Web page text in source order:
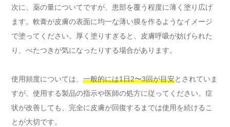
次に、薬の量についてですが、患部を覆う程度に薄く塗り広げ
ます。軟膏が皮膚の表面に均一な薄い膜を作るようなイメージ
で塗ってください。厚く塗りすぎると、皮膚呼吸が妨げられた
り、べたつきが気になったりする場合があります。
使用頻度については、 一般的には1日2〜3回が目安とされていま
すが、使用する製品の指示や医師の処方に従ってください。症
状が改善しても、完全に皮膚が回復するまでは使用を続けるこ
とが大切です。